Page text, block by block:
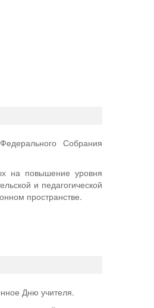
Собрания
на повышение уровня
и педагогической
пространстве.
Дню учителя.